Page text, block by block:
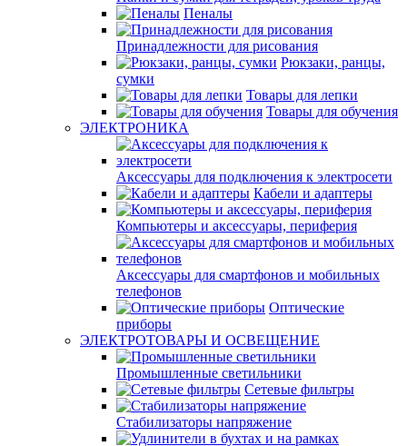
Пеналы
Принадлежности для рисования
Рюкзаки, ранцы,
сумки
Товары для лепки
Товары для обучения
ЭЛЕКТРОНИКА
Аксессуары для подключения к электросети
Кабели и адаптеры
Компьютеры и аксессуары, периферия
Аксессуары для смартфонов и мобильных
телефонов
Оптические
приборы
ЭЛЕКТРОТОВАРЫ И ОСВЕЩЕНИЕ
Промышленные светильники
Сетевые фильтры
Стабилизаторы напряжение